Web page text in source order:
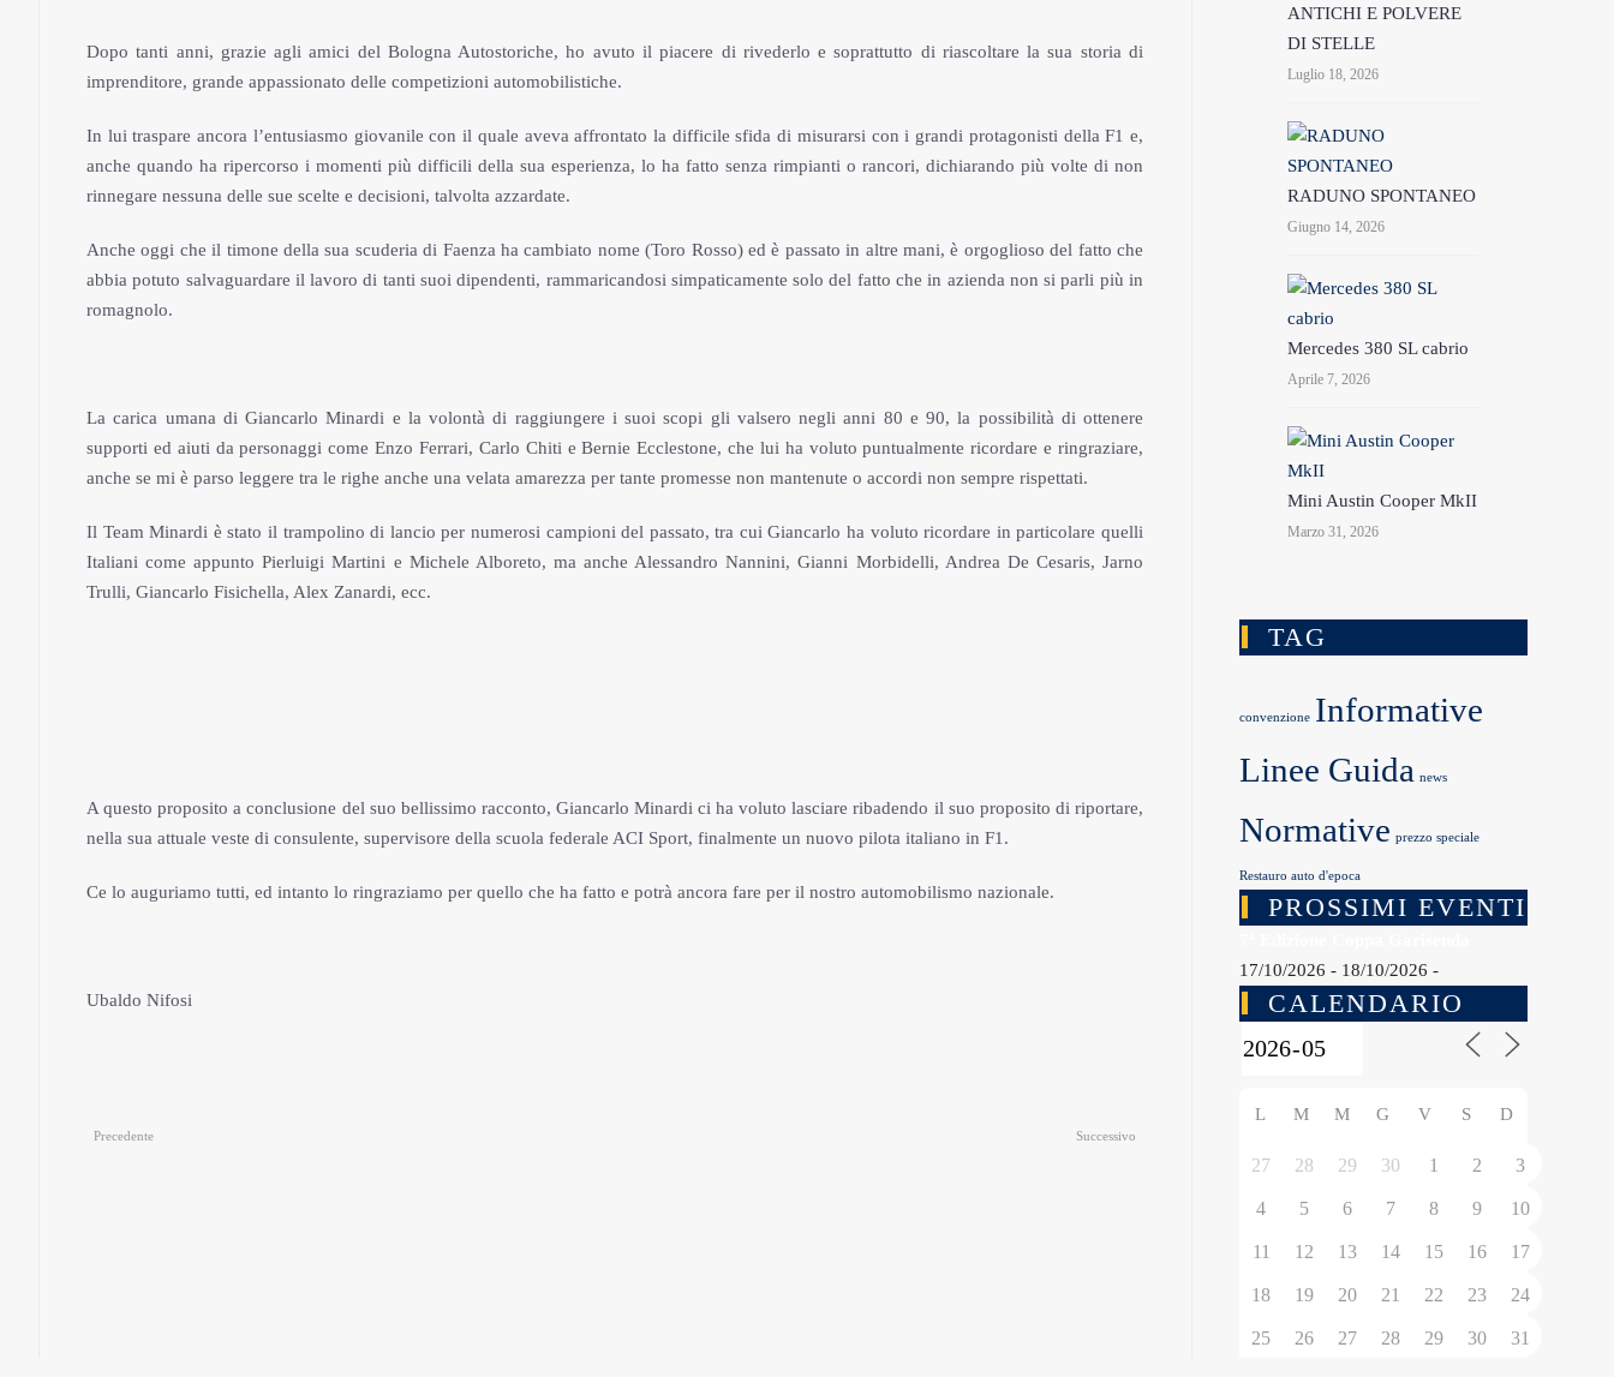
Dopo tanti anni, grazie agli amici del Bologna Autostoriche, ho avuto il piacere di rivederlo e soprattutto di riascoltare la sua storia di
imprenditore, grande appassionato delle competizioni automobilistiche.
In lui traspare ancora l’entusiasmo giovanile con il quale aveva affrontato la difficile sfida di misurarsi con i grandi protagonisti della F1 e,
anche quando ha ripercorso i momenti più difficili della sua esperienza, lo ha fatto senza rimpianti o rancori, dichiarando più volte di non
rinnegare nessuna delle sue scelte e decisioni, talvolta azzardate.
Anche oggi che il timone della sua scuderia di Faenza ha cambiato nome (Toro Rosso) ed è passato in altre mani, è orgoglioso del fatto che
abbia potuto salvaguardare il lavoro di tanti suoi dipendenti, rammaricandosi simpaticamente solo del fatto che in azienda non si parli più in
romagnolo.
La carica umana di Giancarlo Minardi e la volontà di raggiungere i suoi scopi gli valsero negli anni 80 e 90, la possibilità di ottenere
supporti ed aiuti da personaggi come Enzo Ferrari, Carlo Chiti e Bernie Ecclestone, che lui ha voluto puntualmente ricordare e ringraziare,
anche se mi è parso leggere tra le righe anche una velata amarezza per tante promesse non mantenute o accordi non sempre rispettati.
Il Team Minardi è stato il trampolino di lancio per numerosi campioni del passato, tra cui Giancarlo ha voluto ricordare in particolare quelli
Italiani come appunto Pierluigi Martini e Michele Alboreto, ma anche Alessandro Nannini, Gianni Morbidelli, Andrea De Cesaris, Jarno
Trulli, Giancarlo Fisichella, Alex Zanardi, ecc.
A questo proposito a conclusione del suo bellissimo racconto, Giancarlo Minardi ci ha voluto lasciare ribadendo il suo proposito di riportare,
nella sua attuale veste di consulente, supervisore della scuola federale ACI Sport, finalmente un nuovo pilota italiano in F1.
Ce lo auguriamo tutti, ed intanto lo ringraziamo per quello che ha fatto e potrà ancora fare per il nostro automobilismo nazionale.
Ubaldo Nifosi
Precedente Successivo
ANTICHI E POLVERE
DI STELLE
Luglio 18, 2026
RADUNO SPONTANEO
Giugno 14, 2026
Mercedes 380 SL cabrio
Aprile 7, 2026
Mini Austin Cooper MkII
Marzo 31, 2026
TAG
convenzione Informative
Linee Guida news
Normative prezzo speciale
Restauro auto d'epoca
PROSSIMI EVENTI
17/10/2026 - 18/10/2026 -
CALENDARIO
L M M G V S D
27 28 29 30 1 2 3
4 5 6 7 8 9 10
11 12 13 14 15 16 17
18 19 20 21 22 23 24
25 26 27 28 29 30 31